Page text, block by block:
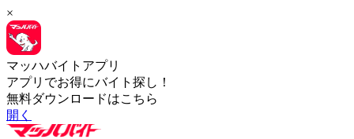
×
マッハバイトアプリ
アプリでお得にバイト探し！
無料ダウンロードはこちら
開く